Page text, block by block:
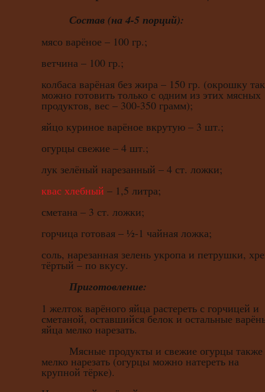
Состав (на 4-5 порций):
мясо варёное – 100 гр.;
ветчина – 100 гр.;
колбаса варёная без жира – 150 гр. (окрошку
можно готовить только с одним из этих мясных
продуктов, вес – 300-350 грамм);
яйцо куриное варёное вкрутую – 3 шт.;
огурцы свежие – 4 шт.;
лук зелёный нарезанный – 4 ст. ложки;
квас хлебный – 1,5 литра;
сметана – 3 ст. ложки;
горчица готовая – ½-1 чайная ложка;
соль, нарезанная зелень укропа и петрушки,
тёртый – по вкусу.
Приготовление:
1 желток варёного яйца растереть с горчицей и
сметаной, оставшийся белок и остальные
яйца мелко нарезать.
Мясные продукты и свежие огурцы также
мелко нарезать (огурцы можно натереть на
крупной тёрке).